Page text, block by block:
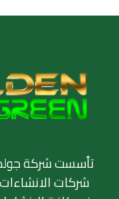
شركات